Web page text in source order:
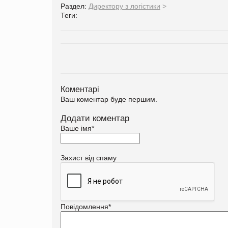
Раздел: Директору з логістики >
Теги:
Коментарі
Ваш коментар буде першим.
Додати коментар
Ваше імя*
Захист від спаму
Повідомлення*